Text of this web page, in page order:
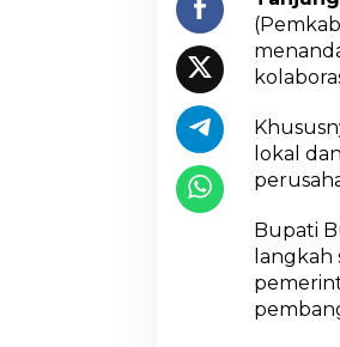
lokal
Bupati